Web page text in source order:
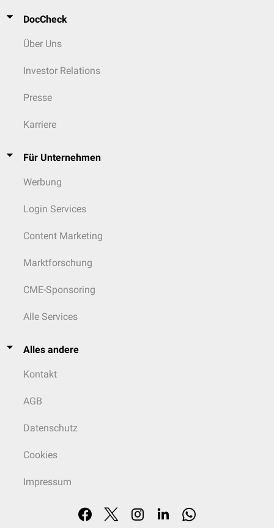
DocCheck
Über Uns
Investor Relations
Presse
Karriere
Für Unternehmen
Werbung
Login Services
Content Marketing
Marktforschung
CME-Sponsoring
Alle Services
Alles andere
Kontakt
AGB
Datenschutz
Cookies
Impressum